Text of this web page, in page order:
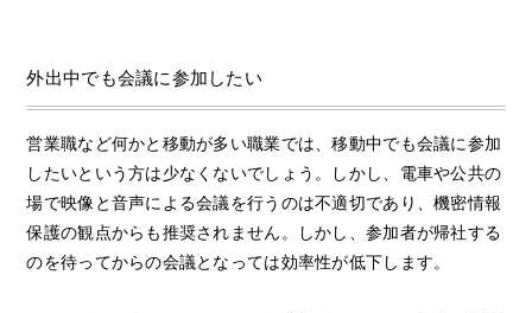
外出中でも会議に参加したい
営業職など何かと移動が多い職業では、移動中でも会議に参加
したいという方は少なくないでしょう。しかし、電車や公共の
場で映像と音声による会議を行うのは不適切であり、機密情報
保護の観点からも推奨されません。しかし、参加者が帰社する
のを待ってからの会議となっては効率性が低下します。